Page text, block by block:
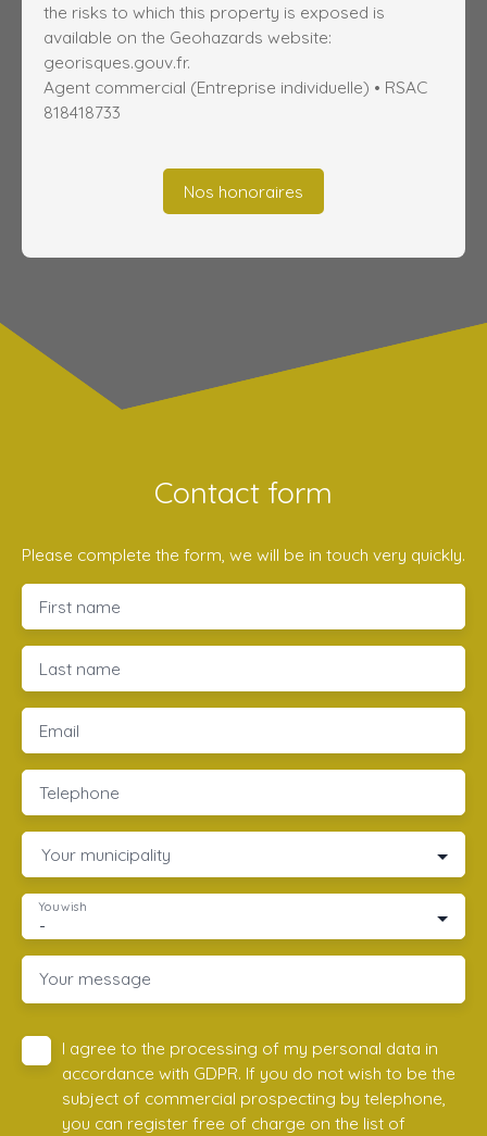
the risks to which this property is exposed is
available on the Geohazards website:
georisques.gouv.fr.
Agent commercial (Entreprise individuelle) • RSAC
818418733
Nos honoraires
Contact form
Please complete the form, we will be in touch very quickly.
First name
Last name
Email
Telephone
Your municipality
-
You wish
Your message
I agree to the processing of my personal data in
accordance with GDPR. If you do not wish to be the
subject of commercial prospecting by telephone,
you can register free of charge on the list of